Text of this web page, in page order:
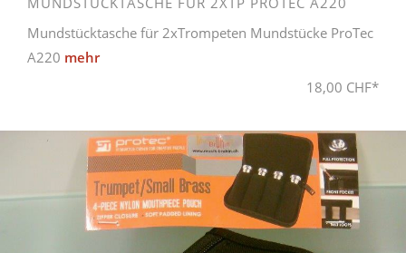
Mundstücktasche für 2xTrompeten Mundstücke ProTec
A220 mehr
18,00 CHF*